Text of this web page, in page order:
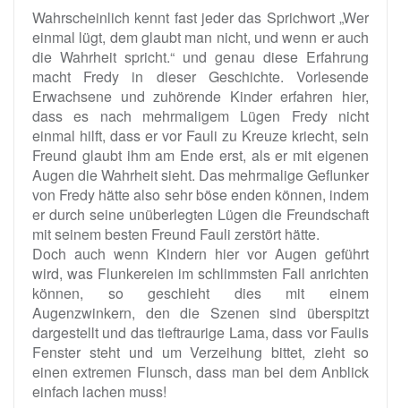
Wahrscheinlich kennt fast jeder das Sprichwort „Wer
einmal lügt, dem glaubt man nicht, und wenn er auch
die Wahrheit spricht.“ und genau diese Erfahrung
macht Fredy in dieser Geschichte. Vorlesende
Erwachsene und zuhörende Kinder erfahren hier,
dass es nach mehrmaligem Lügen Fredy nicht
einmal hilft, dass er vor Fauli zu Kreuze kriecht, sein
Freund glaubt ihm am Ende erst, als er mit eigenen
Augen die Wahrheit sieht. Das mehrmalige Geflunker
von Fredy hätte also sehr böse enden können, indem
er durch seine unüberlegten Lügen die Freundschaft
mit seinem besten Freund Fauli zerstört hätte.
Doch auch wenn Kindern hier vor Augen geführt
wird, was Flunkereien im schlimmsten Fall anrichten
können, so geschieht dies mit einem
Augenzwinkern, den die Szenen sind überspitzt
dargestellt und das tieftraurige Lama, dass vor Faulis
Fenster steht und um Verzeihung bittet, zieht so
einen extremen Flunsch, dass man bei dem Anblick
einfach lachen muss!